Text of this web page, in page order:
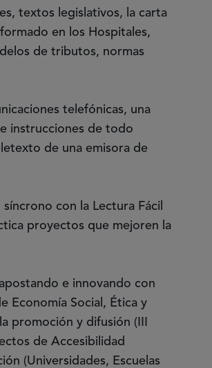
textos legislativos, la carta
en los Hospitales,
de tributos, normas
telefónicas, una
instrucciones de todo
de una emisora de
con la Lectura Fácil
proyectos que mejoren la
e innovando con
Economía Social, Ética y
promoción y difusión (III
de Accesibilidad
(Universidades, Escuelas